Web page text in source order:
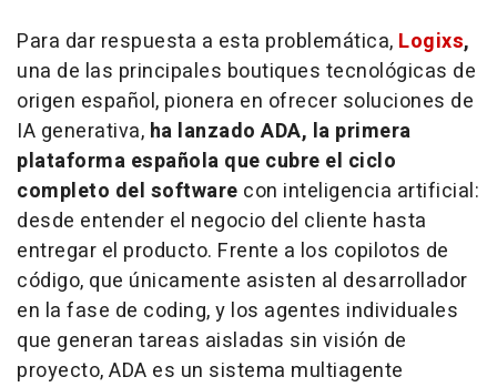
Para dar respuesta a esta problemática, Logixs,
una de las principales boutiques tecnológicas de
origen español, pionera en ofrecer soluciones de
IA generativa, ha lanzado ADA, la primera
plataforma española que cubre el ciclo
completo del software con inteligencia artificial:
desde entender el negocio del cliente hasta
entregar el producto. Frente a los copilotos de
código, que únicamente asisten al desarrollador
en la fase de coding, y los agentes individuales
que generan tareas aisladas sin visión de
proyecto, ADA es un sistema multiagente